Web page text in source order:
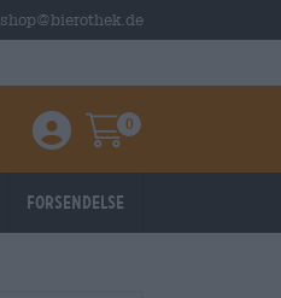
shop@bierothek.de
Einloggen / Anmelden
Warenkorb
0
Forsendelse